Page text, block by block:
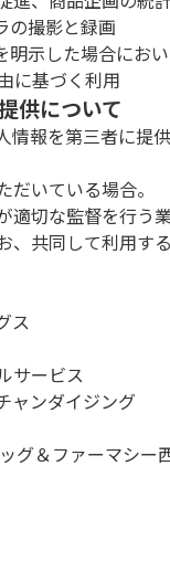
の撮影と録画
示した場合にお
に基づく利用
供について
報を第三者に提
いている場合。
切な監督を行う
、共同して利用す
ス
サービス
ャンダイジング
グ＆ファーマシー